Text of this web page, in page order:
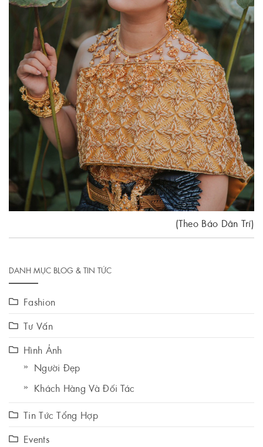
(Theo Báo Dân Trí)
DANH MỤC BLOG & TIN TỨC
Fashion
Tư Vấn
Hình Ảnh
Người Đẹp
Khách Hàng Và Đối Tác
Tin Tức Tổng Hợp
Events